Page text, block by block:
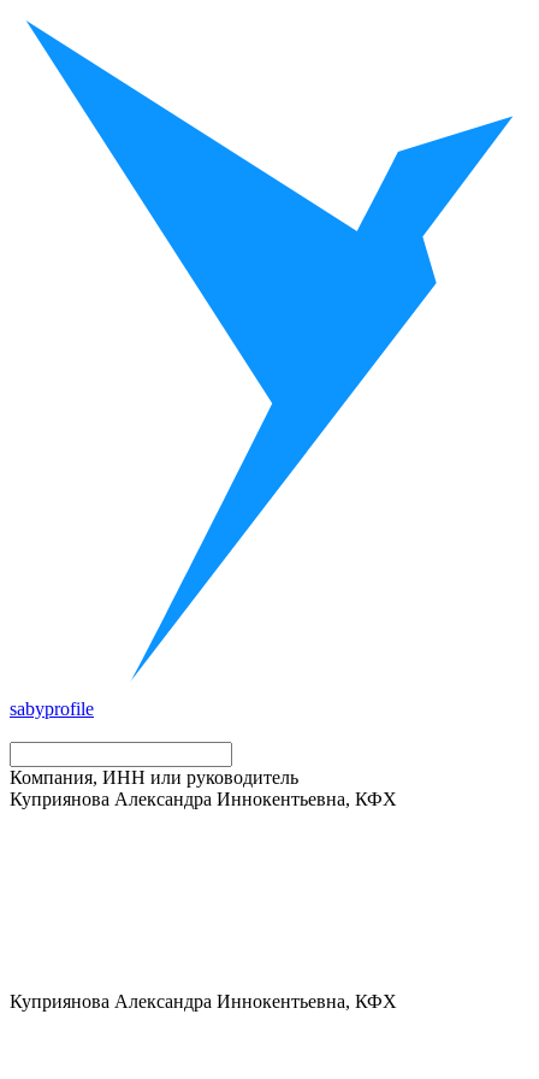
sabyprofile
Компания, ИНН или руководитель
Куприянова Александра Иннокентьевна, КФХ
Куприянова Александра Иннокентьевна, КФХ